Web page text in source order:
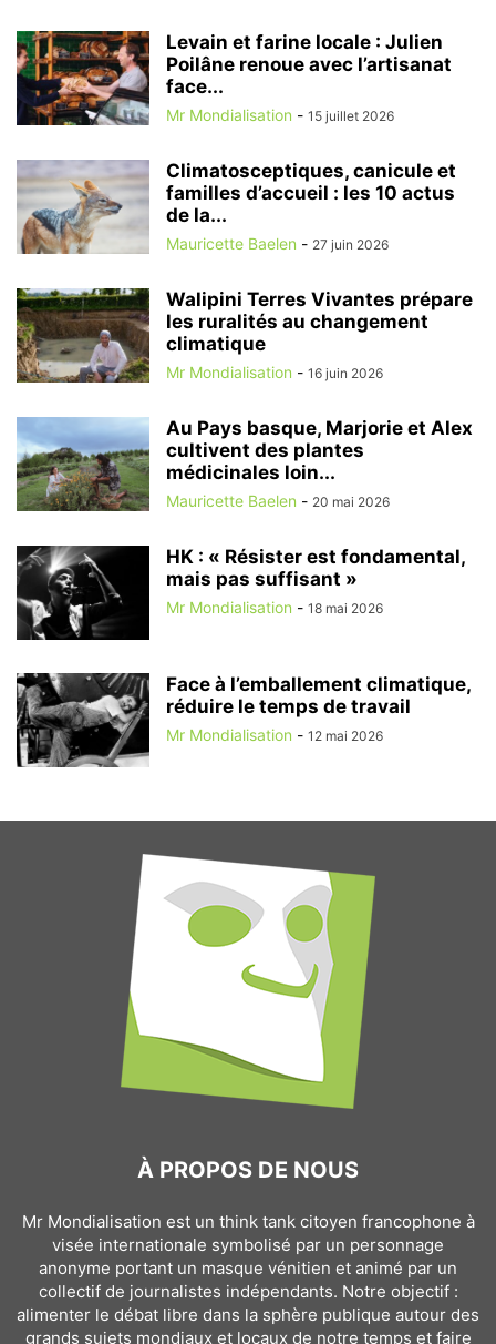
Levain et farine locale : Julien
Poilâne renoue avec l’artisanat
face...
Mr Mondialisation - 15 juillet 2026
Climatosceptiques, canicule et
familles d’accueil : les 10 actus
de la...
Mauricette Baelen - 27 juin 2026
Walipini Terres Vivantes prépare
les ruralités au changement
climatique
Mr Mondialisation - 16 juin 2026
Au Pays basque, Marjorie et Alex
cultivent des plantes
médicinales loin...
Mauricette Baelen - 20 mai 2026
HK : « Résister est fondamental,
mais pas suffisant »
Mr Mondialisation - 18 mai 2026
Face à l’emballement climatique,
réduire le temps de travail
Mr Mondialisation - 12 mai 2026
À PROPOS DE NOUS
Mr Mondialisation est un think tank citoyen francophone à
visée internationale symbolisé par un personnage
anonyme portant un masque vénitien et animé par un
collectif de journalistes indépendants. Notre objectif :
alimenter le débat libre dans la sphère publique autour des
grands sujets mondiaux et locaux de notre temps et faire